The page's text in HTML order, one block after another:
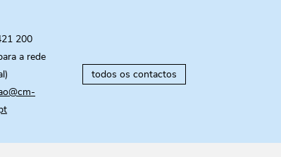
200
a rede
todos os contactos